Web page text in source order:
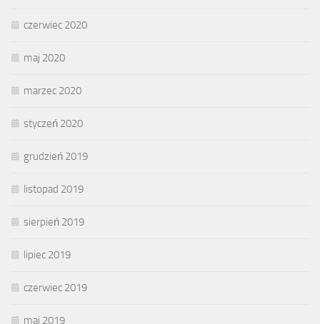
czerwiec 2020
maj 2020
marzec 2020
styczeń 2020
grudzień 2019
listopad 2019
sierpień 2019
lipiec 2019
czerwiec 2019
maj 2019